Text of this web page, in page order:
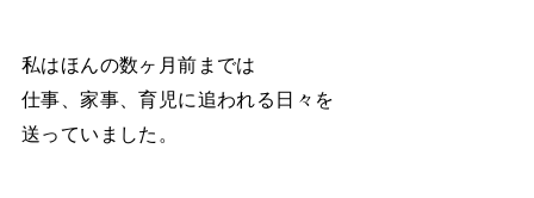
私はほんの数ヶ月前までは
仕事、家事、育児に追われる日々を
送っていました。